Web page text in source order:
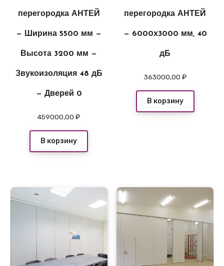
перегородка АНТЕЙ
— Ширина 5500 мм —
Высота 3200 мм —
Звукоизоляция 48 дБ
— Дверей 0
459000,00₽
В корзину
перегородка АНТЕЙ
— 6000х3000 мм, 40
дБ
363000,00 ₽
В корзину